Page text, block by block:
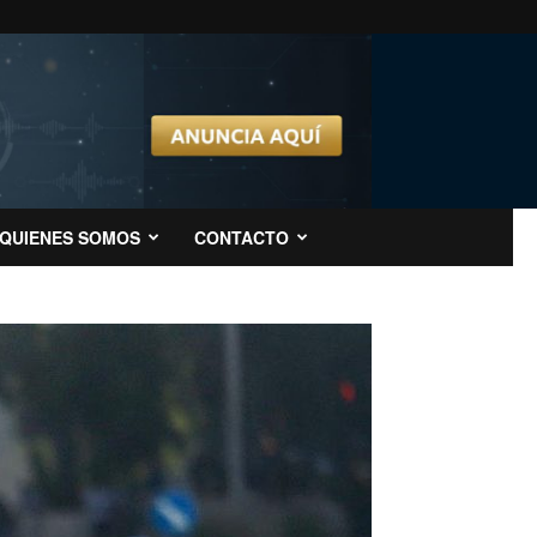
QUIENES SOMOS CONTACTO